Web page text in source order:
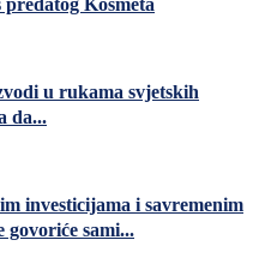
u rukama svjetskih
da...
investicijama i savremenim
sami...